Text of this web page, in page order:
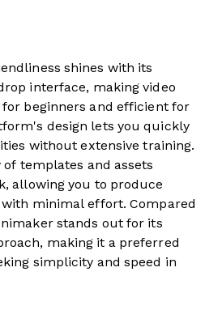
shines with its
interface, making video
beginners and efficient for
design lets you quickly
without extensive training.
templates and assets
allowing you to produce
with minimal effort. Compared
stands out for its
making it a preferred
simplicity and speed in